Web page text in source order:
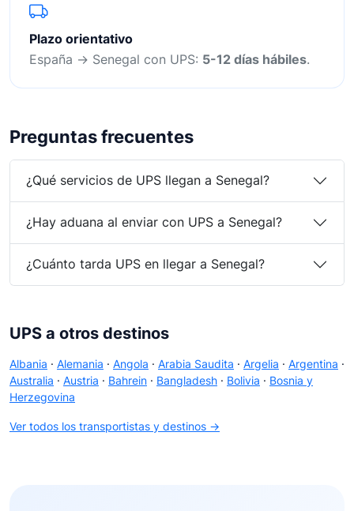
Plazo orientativo
España → Senegal con UPS: 5-12 días hábiles.
Preguntas frecuentes
¿Qué servicios de UPS llegan a Senegal?
¿Hay aduana al enviar con UPS a Senegal?
¿Cuánto tarda UPS en llegar a Senegal?
UPS a otros destinos
Albania · Alemania · Angola · Arabia Saudita · Argelia · Argentina ·
Australia · Austria · Bahrein · Bangladesh · Bolivia · Bosnia y
Herzegovina
Ver todos los transportistas y destinos →